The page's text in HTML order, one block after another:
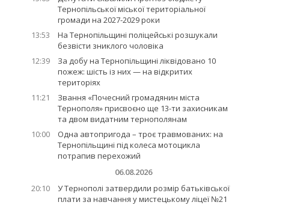
Тернопільської міської територіальної
громади на 2027-2029 роки
13:53
На Тернопільщині поліцейські розшукали
безвісти зниклого чоловіка
12:39
За добу на Тернопільщині ліквідовано 10
пожеж: шість із них — на відкритих
територіях
11:21
Звання «Почесний громадянин міста
Тернополя» присвоєно ще 13-ти захисникам
та двом видатним тернополянам
10:00
Одна автопригода – троє травмованих: на
Тернопільщині під колеса мотоцикла
потрапив перехожий
06.08.2026
20:10
У Тернополі затвердили розмір батьківської
плати за навчання у мистецькому ліцеї №21